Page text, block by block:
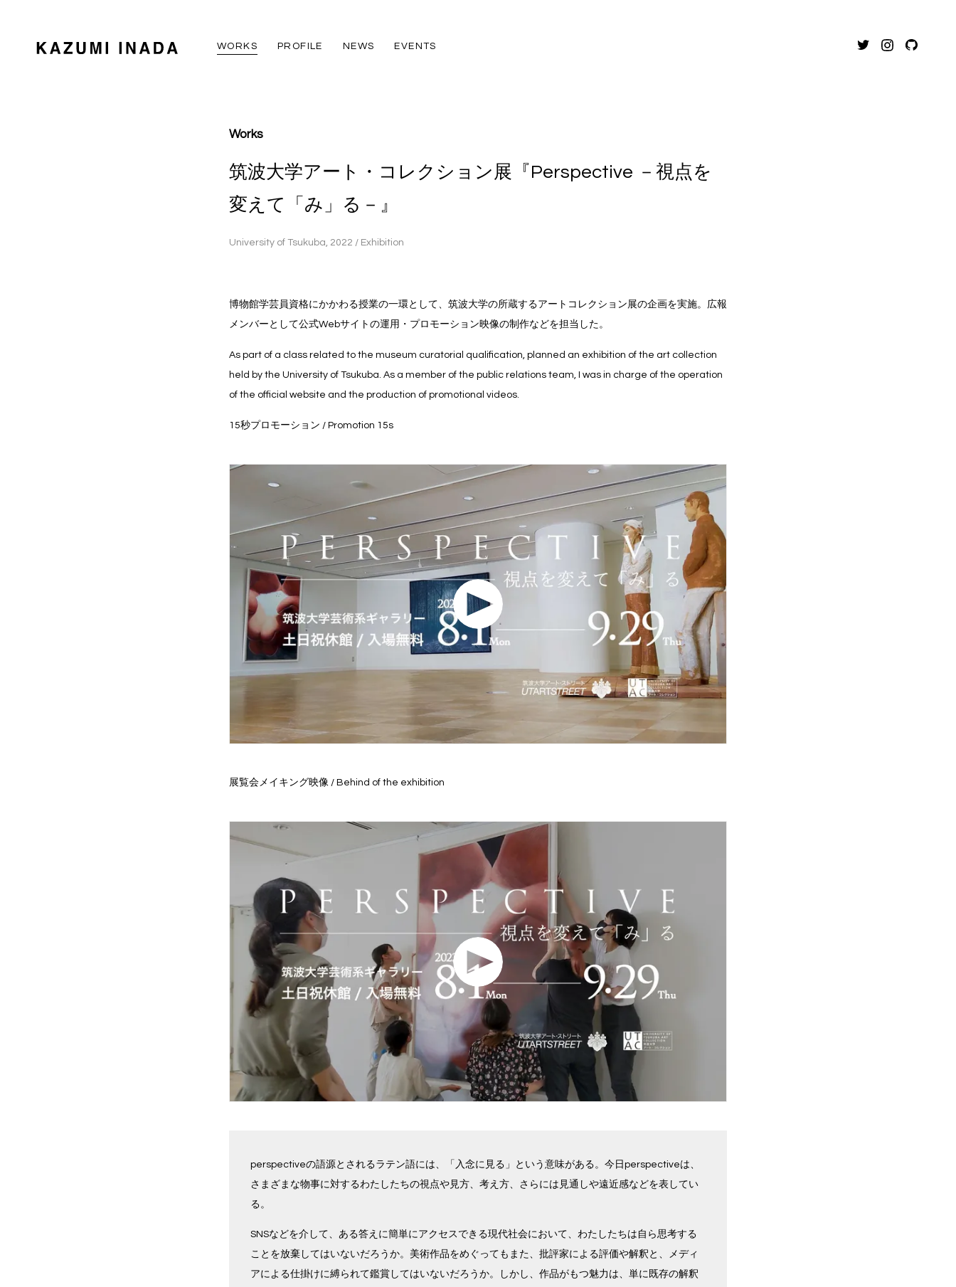
WORKS PROFILE NEWS EVENTS TwitterInstagram
GitHub
Works
筑波大学アート・コレクション展『Perspective －視点を
変えて「み」る－』
University of Tsukuba, 2022 / Exhibition
博物館学芸員資格にかかわる授業の一環として、筑波大学の所蔵するアートコレクション展の企画を実施。広報
メンバーとして公式Webサイトの運用・プロモーション映像の制作などを担当した。
As part of a class related to the museum curatorial qualification, planned an exhibition of the art collection
held by the University of Tsukuba. As a member of the public relations team, I was in charge of the operation
of the official website and the production of promotional videos.
15秒プロモーション / Promotion 15s
展覧会メイキング映像 / Behind of the exhibition
perspectiveの語源とされるラテン語には、「入念に見る」という意味がある。今日perspectiveは、
さまざまな物事に対するわたしたちの視点や見方、考え方、さらには見通しや遠近感などを表してい
る。
SNSなどを介して、ある答えに簡単にアクセスできる現代社会において、わたしたちは自ら思考する
ことを放棄してはいないだろうか。美術作品をめぐってもまた、批評家による評価や解釈と、メディ
アによる仕掛けに縛られて鑑賞してはいないだろうか。しかし、作品がもつ魅力は、単に既存の解釈